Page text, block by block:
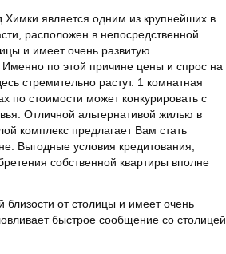
Химки является одним из крупнейших в
расположен в непосредственной
и имеет очень развитую
Именно по этой причине цены и спрос на
стремительно растут. 1 комнатная
по стоимости может конкурировать с
Отличной альтернативой жилью в
комплекс предлагает Вам стать
Выгодные условия кредитования,
собственной квартиры вполне
от столицы и имеет очень
быстрое сообщение со столицей